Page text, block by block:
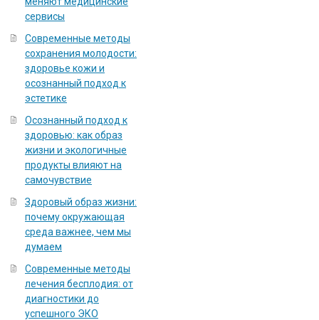
сервисы
Современные методы
сохранения молодости:
здоровье кожи и
осознанный подход к
эстетике
Осознанный подход к
здоровью: как образ
жизни и экологичные
продукты влияют на
самочувствие
Здоровый образ жизни:
почему окружающая
среда важнее, чем мы
думаем
Современные методы
лечения бесплодия: от
диагностики до
успешного ЭКО